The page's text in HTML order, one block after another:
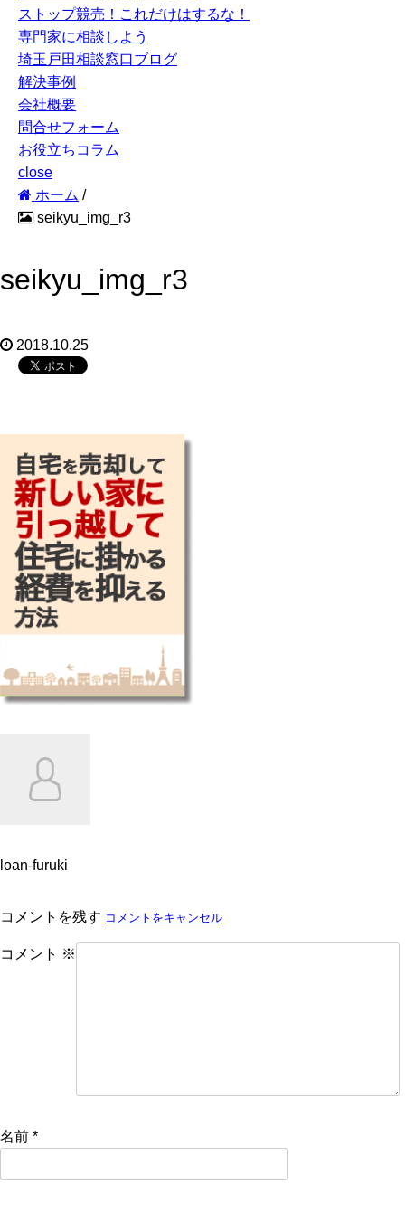
ストップ競売！これだけはするな！
専門家に相談しよう
埼玉戸田相談窓口ブログ
解決事例
会社概要
問合せフォーム
お役立ちコラム
close
ホーム /
seikyu_img_r3
seikyu_img_r3
2018.10.25
loan-furuki
コメントを残す コメントをキャンセル
コメント ※
名前 *